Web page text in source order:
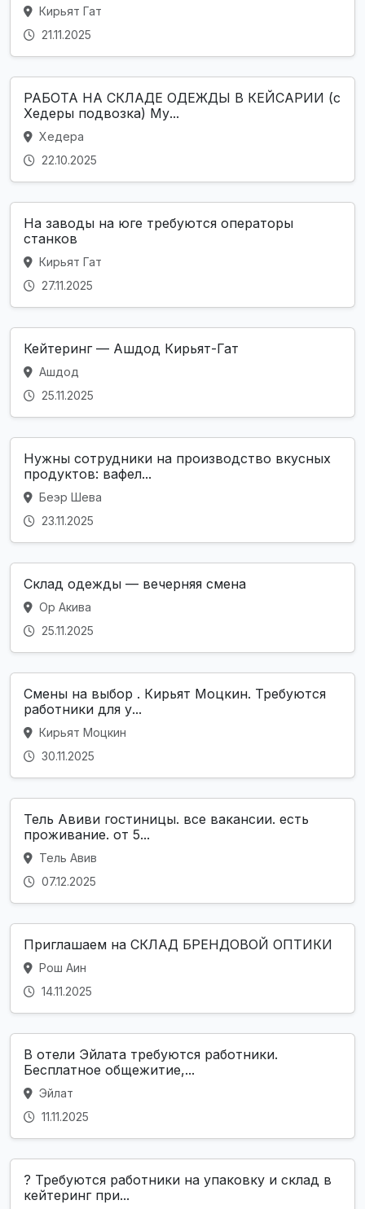
Кирьят Гат
21.11.2025
РАБОТА НА СКЛАДЕ ОДЕЖДЫ В КЕЙСАРИИ (с
Хедеры подвозка) Му...
Хедера
22.10.2025
На заводы на юге требуются операторы
станков
Кирьят Гат
27.11.2025
Кейтеринг — Ашдод Кирьят-Гат
Ашдод
25.11.2025
Нужны сотрудники на производство вкусных
продуктов: вафел...
Беэр Шева
23.11.2025
Склад одежды — вечерняя смена
Ор Акива
25.11.2025
Смены на выбор . Кирьят Моцкин. Требуются
работники для у...
Кирьят Моцкин
30.11.2025
Тель Авиви гостиницы. все вакансии. есть
проживание. от 5...
Тель Авив
07.12.2025
Приглашаем на СКЛАД БРЕНДОВОЙ ОПТИКИ
Рош Аин
14.11.2025
В отели Эйлата требуются работники.
Бесплатное общежитие,...
Эйлат
11.11.2025
? Требуются работники на упаковку и склад в
кейтеринг при...